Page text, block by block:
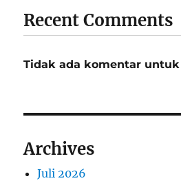
Recent Comments
Tidak ada komentar
Archives
Juli 2026